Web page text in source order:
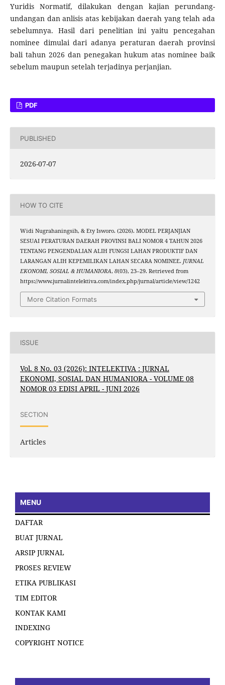
Yuridis Normatif, dilakukan dengan kajian perundang-
undangan dan anlisis atas kebijakan daerah yang telah ada
sebelumnya. Hasil dari penelitian ini yaitu pencegahan
nominee dimulai dari adanya peraturan daerah provinsi
bali tahun 2026 dan penegakan hukum atas nominee baik
sebelum maupun setelah terjadinya perjanjian.
PDF
PUBLISHED
2026-07-07
HOW TO CITE
Widi Nugrahaningsih, & Ety Isworo. (2026). MODEL PERJANJIAN
SESUAI PERATURAN DAERAH PROVINSI BALI NOMOR 4 TAHUN 2026
TENTANG PENGENDALIAN ALIH FUNGSI LAHAN PRODUKTIF DAN
LARANGAN ALIH KEPEMILIKAN LAHAN SECARA NOMINEE. JURNAL
EKONOMI, SOSIAL & HUMANIORA, 8(03), 23–29. Retrieved from
https://www.jurnalintelektiva.com/index.php/jurnal/article/view/1242
More Citation Formats
ISSUE
Vol. 8 No. 03 (2026): INTELEKTIVA : JURNAL
EKONOMI, SOSIAL DAN HUMANIORA - VOLUME 08
NOMOR 03 EDISI APRIL - JUNI 2026
SECTION
Articles
MENU
DAFTAR
BUAT JURNAL
ARSIP JURNAL
PROSES REVIEW
ETIKA PUBLIKASI
TIM EDITOR
KONTAK KAMI
INDEXING
COPYRIGHT NOTICE